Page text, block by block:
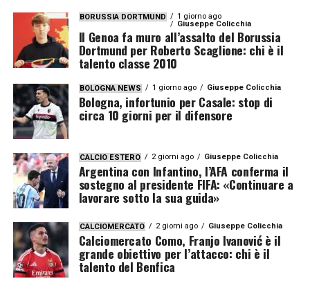
BORUSSIA DORTMUND
1 giorno ago
Giuseppe Colicchia
Il Genoa fa muro all’assalto del Borussia
Dortmund per Roberto Scaglione: chi è il
talento classe 2010
BOLOGNA NEWS 1 giorno ago Giuseppe Colicchia
Bologna, infortunio per Casale: stop di
circa 10 giorni per il difensore
CALCIO ESTERO 2 giorni ago Giuseppe Colicchia
Argentina con Infantino, l’AFA conferma il
sostegno al presidente FIFA: «Continuare a
lavorare sotto la sua guida»
CALCIOMERCATO 2 giorni ago Giuseppe Colicchia
Calciomercato Como, Franjo Ivanović è il
grande obiettivo per l’attacco: chi è il
talento del Benfica